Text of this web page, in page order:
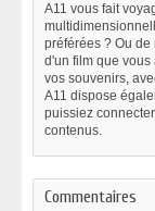
A11 vous fait
préférées ? Ou
d'un film que
vos souvenirs,
A11 dispose
puissiez
contenus.
Commentaires